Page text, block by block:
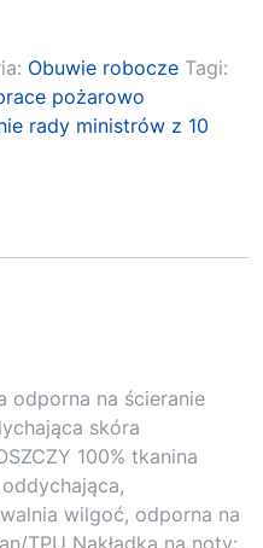
Obuwie robocze Tagi:
pożarowo
rady ministrów z 10
odporna na ścieranie
skóra
100% tkanina
wilgoć, odporna na
TPU Nakładka na noty: